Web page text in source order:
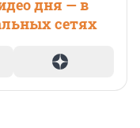
дня — в
сетях